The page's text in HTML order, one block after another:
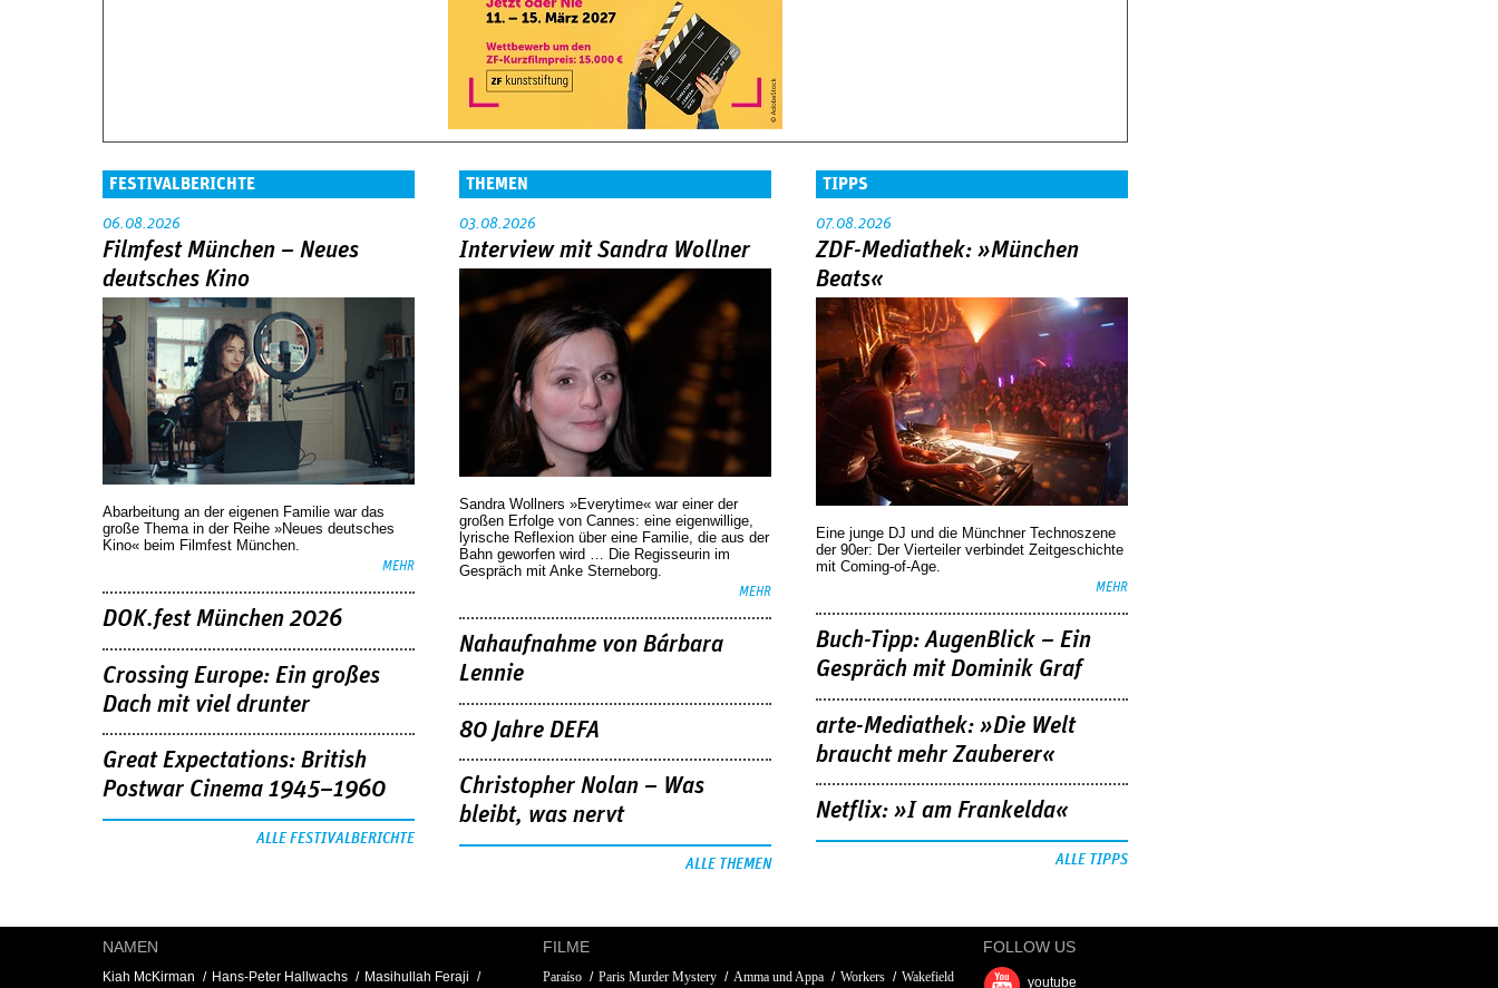
FESTIVALBERICHTE
06.08.2026
Filmfest München – Neues
deutsches Kino
Abarbeitung an der eigenen Familie war das
große Thema in der Reihe »Neues deutsches
Kino« beim Filmfest München.
MEHR
DOK.fest München 2026
Crossing Europe: Ein großes
Dach mit viel drunter
Great Expectations: British
Postwar Cinema 1945–1960
ALLE FESTIVALBERICHTE
THEMEN
03.08.2026
Interview mit Sandra Wollner
Sandra Wollners »Everytime« war einer der
großen Erfolge von Cannes: eine eigenwillige,
lyrische Reflexion über eine ­Familie, die aus der
Bahn geworfen wird … Die Regisseurin im
Gespräch mit Anke Sterneborg.
MEHR
Nahaufnahme von Bárbara
Lennie
80 Jahre DEFA
Christopher Nolan – Was
bleibt, was nervt
ALLE THEMEN
TIPPS
07.08.2026
ZDF-Mediathek: »München
Beats«
Eine junge DJ und die Münchner Technoszene
der 90er: Der Vierteiler verbindet Zeitgeschichte
mit Coming-of-Age.
MEHR
Buch-Tipp: AugenBlick – Ein
Gespräch mit Dominik Graf
arte-Mediathek: »Die Welt
braucht mehr Zauberer«
Netflix: »I am Frankelda«
ALLE TIPPS
NAMEN
Kiah McKirman Hans-Peter Hallwachs Masihullah Feraji
FILME
Paraíso Paris Murder Mystery Amma und Appa Workers Wakefield
FOLLOW US
youtube